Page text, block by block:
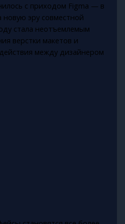
с приходом Figma — в
новую эру совместной
стала неотъемлемым
верстки макетов и
между дизайнером